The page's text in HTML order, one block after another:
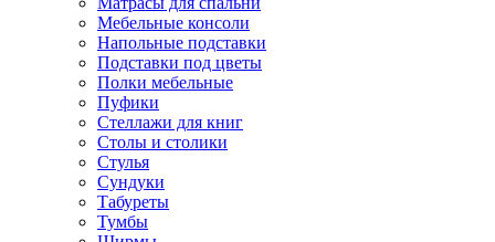
Мебельные консоли
Напольные подставки
Подставки под цветы
Полки мебельные
Пуфики
Стеллажи для книг
Столы и столики
Стулья
Сундуки
Табуреты
Тумбы